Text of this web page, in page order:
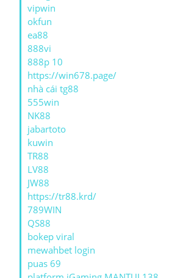
vipwin
okfun
ea88
888vi
888p 10
https://win678.page/
nhà cái tg88
555win
NK88
jabartoto
kuwin
TR88
LV88
JW88
https://tr88.krd/
789WIN
QS88
bokep viral
mewahbet login
puas 69